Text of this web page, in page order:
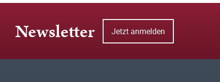
Newsletter Jetzt anmelden